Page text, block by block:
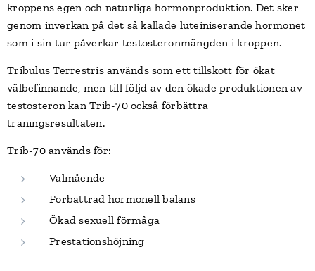
kroppens egen och naturliga hormonproduktion. Det sker
genom inverkan på det så kallade luteiniserande hormonet
som i sin tur påverkar testosteronmängden i kroppen.
Tribulus Terrestris används som ett tillskott för ökat
välbefinnande, men till följd av den ökade produktionen av
testosteron kan Trib-70 också förbättra
träningsresultaten.
Trib-70 används för:
Välmående
Förbättrad hormonell balans
Ökad sexuell förmåga
Prestationshöjning